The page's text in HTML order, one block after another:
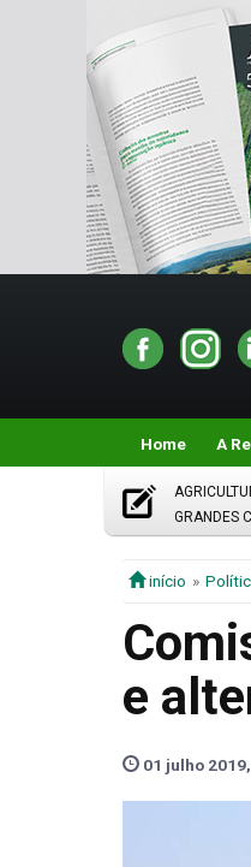
Home A
GRANDES
início
e
01 julho